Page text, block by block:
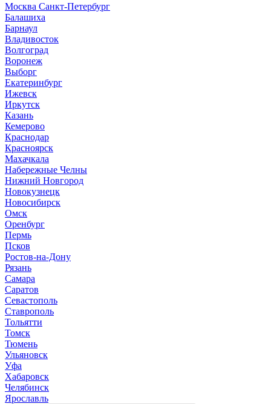
Москва Санкт-Петербург
Балашиха
Барнаул
Владивосток
Волгоград
Воронеж
Выборг
Екатеринбург
Ижевск
Иркутск
Казань
Кемерово
Краснодар
Красноярск
Махачкала
Набережные Челны
Нижний Новгород
Новокузнецк
Новосибирск
Омск
Оренбург
Пермь
Псков
Ростов-на-Дону
Рязань
Самара
Саратов
Севастополь
Ставрополь
Тольятти
Томск
Тюмень
Ульяновск
Уфа
Хабаровск
Челябинск
Ярославль